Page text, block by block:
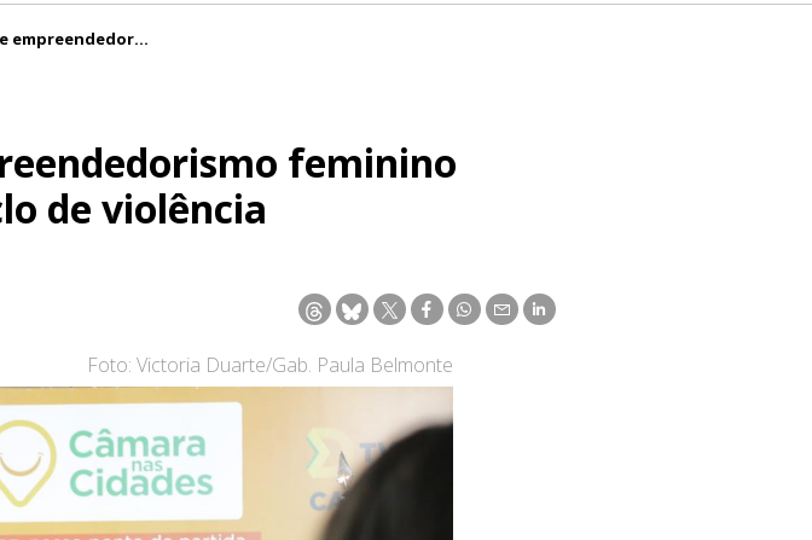
Paula Belmonte defende empreendedorismo feminino como “chave” para romper ciclo de violência
feminino
de violência
Foto: Victoria Duarte/Gab. Paula Belmonte